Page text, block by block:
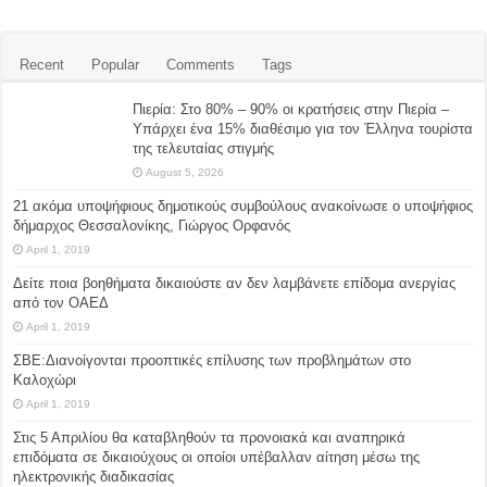
Recent Popular Comments Tags
Πιερία: Στο 80% – 90% οι κρατήσεις στην Πιερία –
Υπάρχει ένα 15% διαθέσιμο για τον Έλληνα τουρίστα
της τελευταίας στιγμής
August 5, 2026
21 ακόμα υποψήφιους δημοτικούς συμβούλους ανακοίνωσε ο υποψήφιος
δήμαρχος Θεσσαλονίκης, Γιώργος Ορφανός
April 1, 2019
Δείτε ποια βοηθήματα δικαιούστε αν δεν λαμβάνετε επίδομα ανεργίας
από τον ΟΑΕΔ
April 1, 2019
ΣΒΕ:Διανοίγονται προοπτικές επίλυσης των προβλημάτων στο
Καλοχώρι
April 1, 2019
Στις 5 Απριλίου θα καταβληθούν τα προνοιακά και αναπηρικά
επιδόματα σε δικαιούχους οι οποίοι υπέβαλλαν αίτηση μέσω της
ηλεκτρονικής διαδικασίας